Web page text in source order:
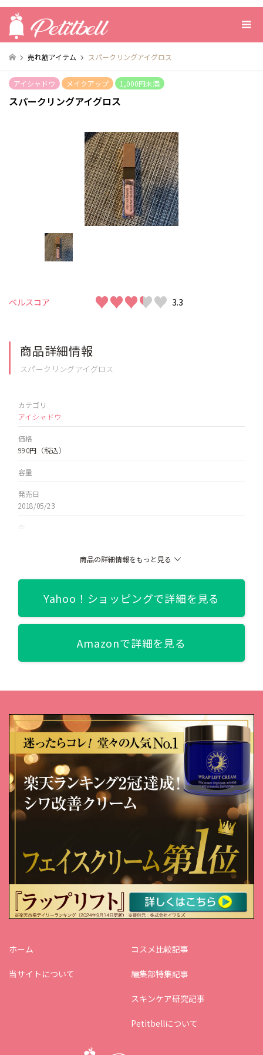
売れ筋アイテム スパークリングアイグロス
アイシャドウ メイクアップ 1,000円未満
スパークリングアイグロス
ベルスコア ♥♥♥♥♥
♥♥♥♥♥ 3.3
商品詳細情報
スパークリングアイグロス
カテゴリ
アイシャドウ
価格
990円 （税込）
容量
発売日
2018/05/23
ハニーゴールド/08 ボルドー/09 シアーラベンダー/10 テラコッタオ
【徹底レビュー】フジコ シェイクシャドウをライバル人気7商品と
本音比較！【グリッターおすすめ7選】
商品の詳細情報をもっと見る
Yahoo！ショッピングで詳細を見る
Amazonで詳細を見る
ホーム
当サイトについて
コスメ比較記事
編集部特集記事
スキンケア研究記事
Petitbellについて